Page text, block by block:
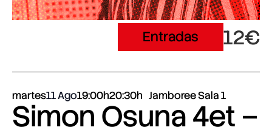
Entradas 12€
martes11 Ago19:00h20:30h Jamboree Sala 1
Simon Osuna 4et –